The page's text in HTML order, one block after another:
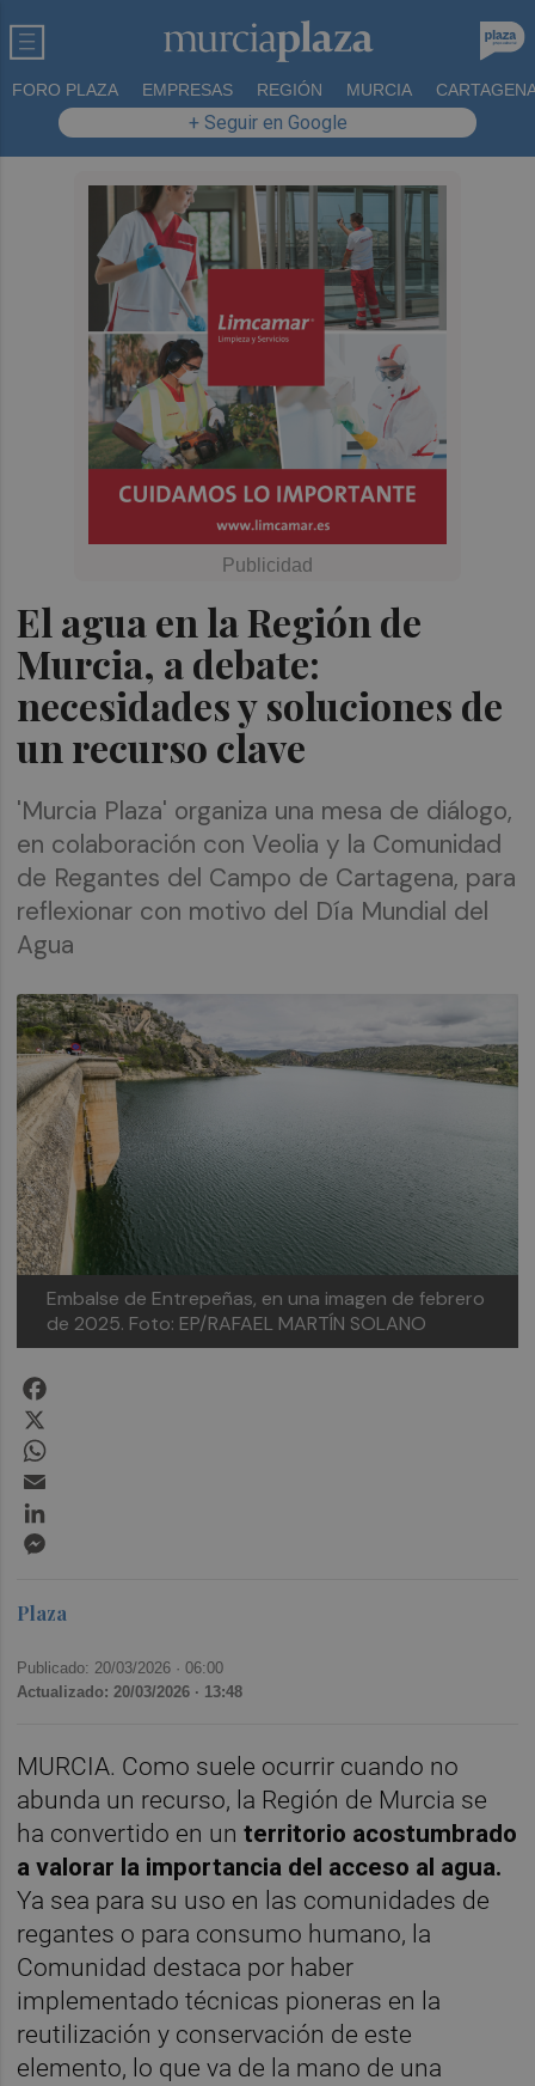
FORO PLAZA EMPRESAS REGIÓN MURCIA
+ Seguir en Google
El agua en la Región de
Murcia, a debate:
necesidades y soluciones de
un recurso clave
'Murcia Plaza' organiza una mesa de diálogo,
en colaboración con Veolia y la Comunidad
de Regantes del Campo de Cartagena, para
reflexionar con motivo del Día Mundial del
Agua
Embalse de Entrepeñas, en una imagen de febrero
de 2025. Foto: EP/RAFAEL MARTÍN SOLANO
Plaza
Publicado: 20/03/2026 ·06:00
Actualizado: 20/03/2026 · 13:48
MURCIA. Como suele ocurrir cuando no
abunda un recurso, la Región de Murcia se
ha convertido en un territorio acostumbrado
a valorar la importancia del acceso al agua.
Ya sea para su uso en las comunidades de
regantes o para consumo humano, la
Comunidad destaca por haber
implementado técnicas pioneras en la
reutilización y conservación de este
elemento, lo que va de la mano de una